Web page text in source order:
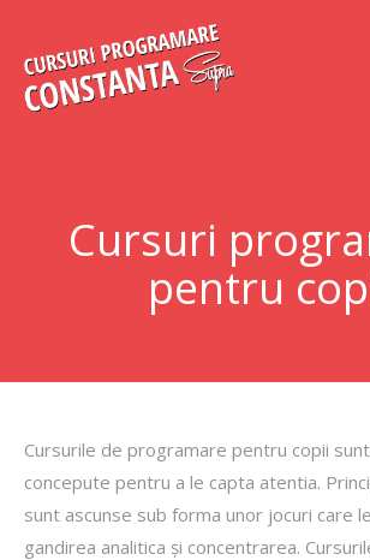
content
Cursuri
pentru
Cursurile de programare pentru copii
concepute pentru a le capta atentia.
sunt ascunse sub forma unor jocuri care
gandirea analitica și concentrarea.